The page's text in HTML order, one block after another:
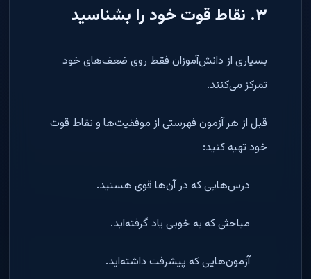
۳. نقاط قوت خود را بشناسید
بسیاری از دانش‌آموزان فقط روی ضعف‌های خود
تمرکز می‌کنند.
قبل از هر آزمون فهرستی از موفقیت‌ها و نقاط قوت
خود تهیه کنید:
درس‌هایی که در آن‌ها قوی هستید.
مباحثی که به خوبی یاد گرفته‌اید.
آزمون‌هایی که پیشرفت داشته‌اید.